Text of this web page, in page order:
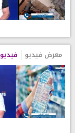
معرض فيديو فيديو